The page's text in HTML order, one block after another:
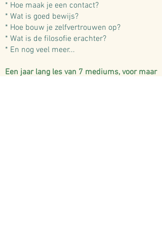
* Hoe maak je een contact?
* Wat is goed bewijs?
* Hoe bouw je zelfvertrouwen op?
* Wat is de filosofie erachter?
* En nog veel meer...
Een jaar lang les van 7 mediums, voor maar